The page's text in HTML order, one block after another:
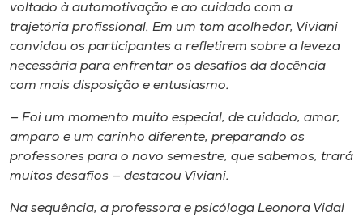
A+
A-
voltado à automotivação e ao cuidado com a
trajetória profissional. Em um tom acolhedor, Viviani
convidou os participantes a refletirem sobre a leveza
necessária para enfrentar os desafios da docência
com mais disposição e entusiasmo.
— Foi um momento muito especial, de cuidado, amor,
amparo e um carinho diferente, preparando os
professores para o novo semestre, que sabemos, trará
muitos desafios — destacou Viviani.
Na sequência, a professora e psicóloga Leonora Vidal